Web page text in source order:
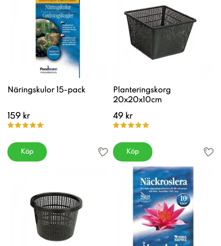
Näringskulor 15-pack
159 kr
Köp
Planteringskorg
20x20x10cm
49 kr
Köp